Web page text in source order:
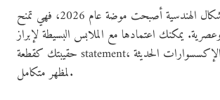
الحقائب ذات الأشكال الهندسية أصبحت موضة عام 2026، فهي تمنح
يمكنك اعتمادها مع الملابس البسيطة لإبراز
حقيبتك كقطعة statement، أو مزجها مع الإكسسوارات الحديثة
لمظهر متكامل.